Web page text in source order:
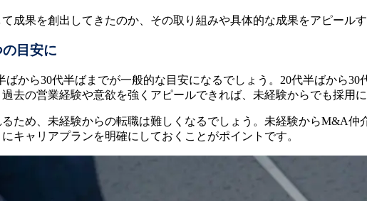
成果を創出してきたのか、その取り組みや具体的な成果をアピールす
目安に
から30代半ばまでが一般的な目安になるでしょう。20代半ばから
去の営業経験や意欲を強くアピールできれば、未経験からでも採用
ため、未経験からの転職は難しくなるでしょう。未経験からM&A
キャリアプランを明確にしておくことがポイントです。